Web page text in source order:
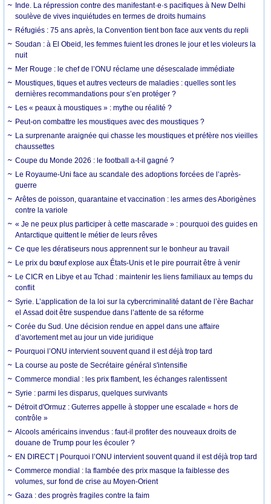
Inde. La répression contre des manifestant·e·s pacifiques à New Delhi
soulève de vives inquiétudes en termes de droits humains
Réfugiés : 75 ans après, la Convention tient bon face aux vents du repli
Soudan : à El Obeid, les femmes fuient les drones le jour et les violeurs la
nuit
Mer Rouge : le chef de l’ONU réclame une désescalade immédiate
Moustiques, tiques et autres vecteurs de maladies : quelles sont les
dernières recommandations pour s’en protéger ?
Les « peaux à moustiques » : mythe ou réalité ?
Peut-on combattre les moustiques avec des moustiques ?
La surprenante araignée qui chasse les moustiques et préfère nos vieilles
chaussettes
Coupe du Monde 2026 : le football a-t-il gagné ?
Le Royaume-Uni face au scandale des adoptions forcées de l’après-
guerre
Arêtes de poisson, quarantaine et vaccination : les armes des Aborigènes
contre la variole
« Je ne peux plus participer à cette mascarade » : pourquoi des guides en
Antarctique quittent le métier de leurs rêves
Ce que les dératiseurs nous apprennent sur le bonheur au travail
Le prix du bœuf explose aux États-Unis et le pire pourrait être à venir
Le CICR en Libye et au Tchad : maintenir les liens familiaux au temps du
conflit
Syrie. L’application de la loi sur la cybercriminalité datant de l’ère Bachar
el Assad doit être suspendue dans l’attente de sa réforme
Corée du Sud. Une décision rendue en appel dans une affaire
d’avortement met au jour un vide juridique
Pourquoi l’ONU intervient souvent quand il est déjà trop tard
La course au poste de Secrétaire général s'intensifie
Commerce mondial : les prix flambent, les échanges ralentissent
Syrie : parmi les disparus, quelques survivants
Détroit d'Ormuz : Guterres appelle à stopper une escalade « hors de
contrôle »
Alcools américains invendus : faut-il profiter des nouveaux droits de
douane de Trump pour les écouler ?
EN DIRECT | Pourquoi l’ONU intervient souvent quand il est déjà trop tard
Commerce mondial : la flambée des prix masque la faiblesse des
volumes, sur fond de crise au Moyen-Orient
Gaza : des progrès fragiles contre la faim